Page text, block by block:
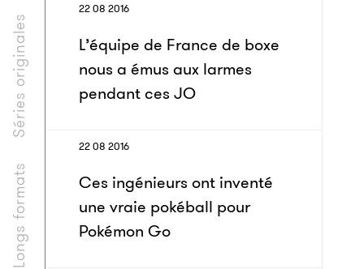
Longs formats
Séries originales
22 08 2016
L’équipe de France de boxe
nous a émus aux larmes
pendant ces JO
22 08 2016
Ces ingénieurs ont inventé
une vraie pokéball pour
Pokémon Go